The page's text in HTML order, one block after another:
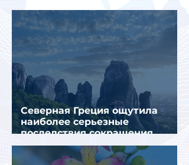
Муглы
Северная Греция ощутила
наиболее серьезные
последствия сокращения
турпотока из России